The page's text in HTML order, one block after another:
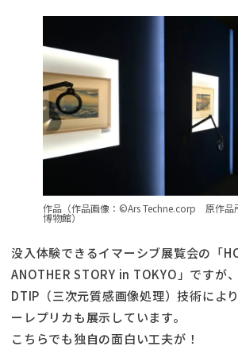
作品（作品画像：©Ars Techne.corp 原作品
博物館）
没入体験できるイマーシブ展覧会の「
ANOTHER STORY in TOKYO」ですが
DTIP（三次元質感画像処理）技術によ
ーレプリカも展示しています。
こちらでも独自の面白い工夫が！